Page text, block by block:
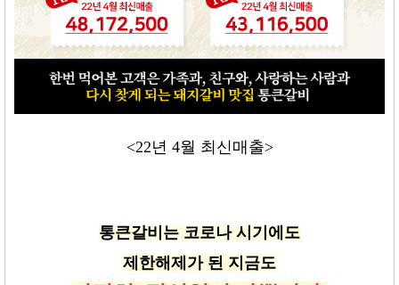
<22년 4월 최신매출>
통큰갈비는 코로나 시기에도
제한해제가 된 지금도